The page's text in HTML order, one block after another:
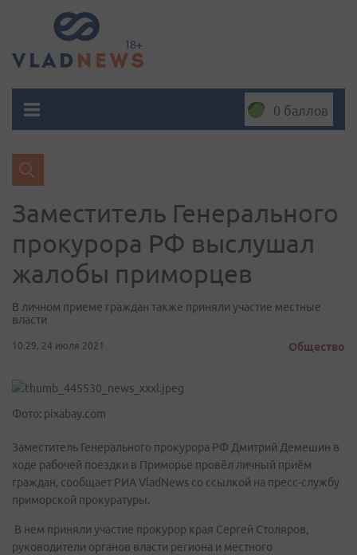
0 баллов
Заместитель Генерального
прокурора РФ выслушал
жалобы приморцев
В личном приеме граждан также приняли участие местные
власти
10:29, 24 июля 2021 Общество
Фото: pixabay.com
Заместитель Генерального прокурора РФ Дмитрий Демешин в
ходе рабочей поездки в Приморье провёл личный приём
граждан, сообщает РИА VladNews со ссылкой на пресс-службу
приморской прокуратуры.
В нем приняли участие прокурор края Сергей Столяров,
руководители органов власти региона и местного